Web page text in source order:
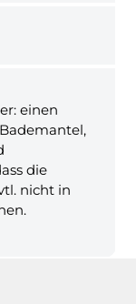
einen
die
nicht in